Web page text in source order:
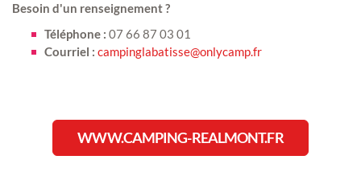
Besoin d'un renseignement ?
Téléphone : 07 66 87 03 01
Courriel : campinglabatisse@onlycamp.fr
WWW.CAMPING-REALMONT.FR